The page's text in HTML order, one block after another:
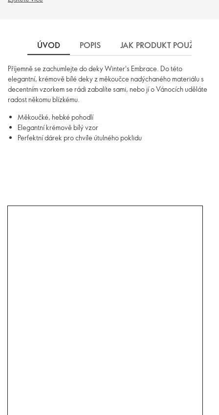
ÚVOD POPIS JAK PRODUKT POUŽÍVAT
Příjemně se zachumlejte do deky Winter's Embrace. Do této
elegantní, krémově bílé deky z měkoučce nadýchaného materiálu s
decentním vzorkem se rádi zabalíte sami, nebo jí o Vánocích uděláte
radost někomu blízkému.
Měkoučké, hebké pohodlí
Elegantní krémově bílý vzor
Perfektní dárek pro chvíle útulného poklidu